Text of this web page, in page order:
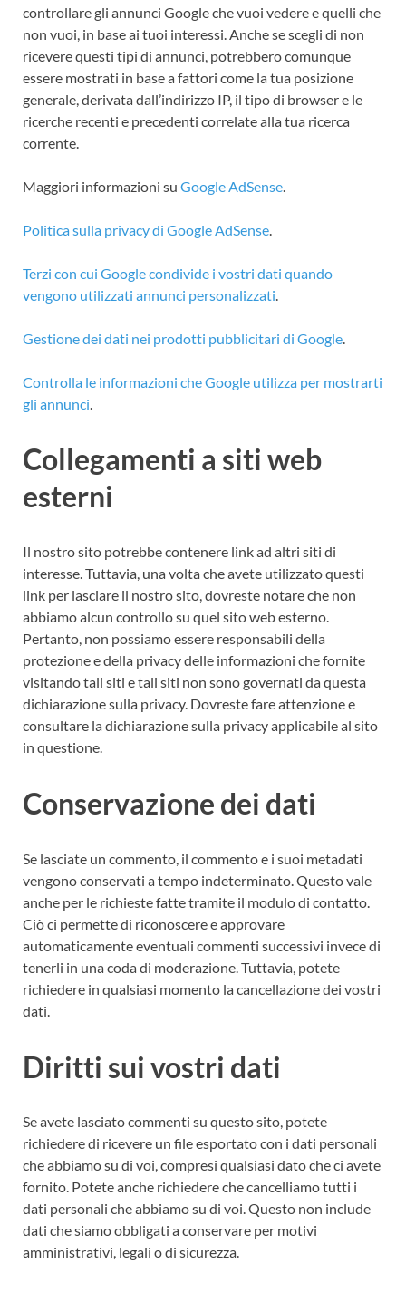
controllare gli annunci Google che vuoi vedere e quelli che
non vuoi, in base ai tuoi interessi. Anche se scegli di non
ricevere questi tipi di annunci, potrebbero comunque
essere mostrati in base a fattori come la tua posizione
generale, derivata dall’indirizzo IP, il tipo di browser e le
ricerche recenti e precedenti correlate alla tua ricerca
corrente.
Maggiori informazioni su Google AdSense
Politica sulla privacy di Google AdSense
Terzi con cui Google condivide i vostri dati quando
vengono utilizzati annunci personalizzati
Gestione dei dati nei prodotti pubblicitari di Google
Controlla le informazioni che Google utilizza per mostrarti
gli annunci
Collegamenti a siti web
esterni
Il nostro sito potrebbe contenere link ad altri siti di
interesse. Tuttavia, una volta che avete utilizzato questi
link per lasciare il nostro sito, dovreste notare che non
abbiamo alcun controllo su quel sito web esterno.
Pertanto, non possiamo essere responsabili della
protezione e della privacy delle informazioni che fornite
visitando tali siti e tali siti non sono governati da questa
dichiarazione sulla privacy. Dovreste fare attenzione e
consultare la dichiarazione sulla privacy applicabile al sito
in questione.
Conservazione dei dati
Se lasciate un commento, il commento e i suoi metadati
vengono conservati a tempo indeterminato. Questo vale
anche per le richieste fatte tramite il modulo di contatto.
Ciò ci permette di riconoscere e approvare
automaticamente eventuali commenti successivi invece di
tenerli in una coda di moderazione. Tuttavia, potete
richiedere in qualsiasi momento la cancellazione dei vostri
dati.
Diritti sui vostri dati
Se avete lasciato commenti su questo sito, potete
richiedere di ricevere un file esportato con i dati personali
che abbiamo su di voi, compresi qualsiasi dato che ci avete
fornito. Potete anche richiedere che cancelliamo tutti i
dati personali che abbiamo su di voi. Questo non include
dati che siamo obbligati a conservare per motivi
amministrativi, legali o di sicurezza.